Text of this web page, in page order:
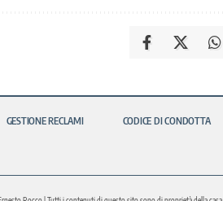
GESTIONE RECLAMI CODICE DI CONDOTTA